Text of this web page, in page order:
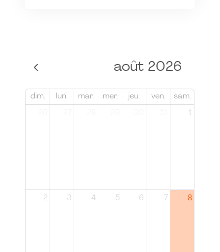
août 2026
dim. lun. mar. mer. jeu. ven. sam.
1
2 3 4 5 6 7 8